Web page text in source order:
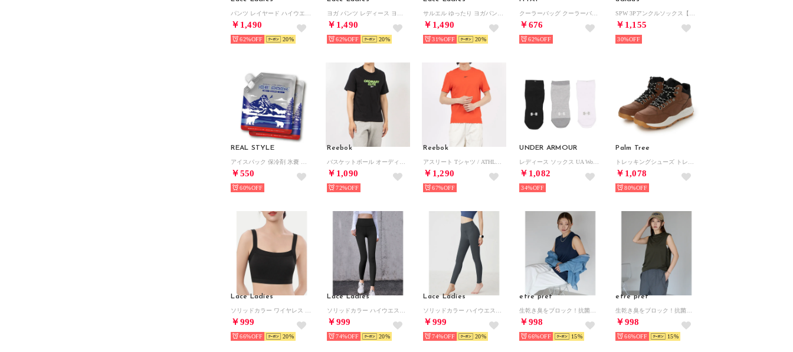
￥1,490
62% 20
￥1,490
62% 20
￥1,490
31% 20
￥676
62%
￥1,155
30%
REAL STYLE
￥550
60%
Reebok
￥1,090
72%
Reebok
￥1,290
67%
UNDER ARMOUR
￥1,082
34%
Palm Tree
￥1,078
80%
Lace Ladies
￥999
66% 20
Lace Ladies
￥999
74% 20
Lace Ladies
￥999
74% 20
etre pret
￥998
66% 15
etre pret
￥998
66% 15